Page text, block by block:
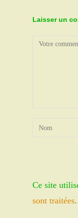
Laisser un
Comment
Enter
to
Ce site
sont traitées.